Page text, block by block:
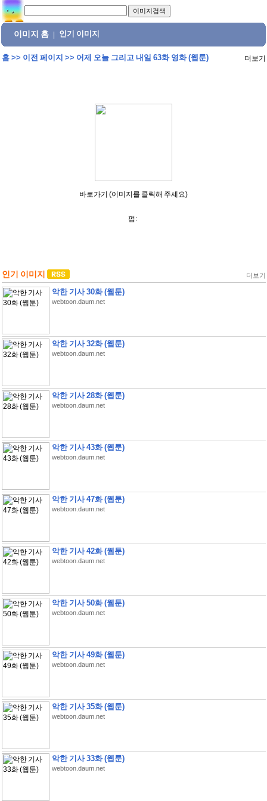
이미지 홈 인기 이미지
홈>> 이전 페이지 >> 어제 오늘 그리고 내일 63화 영화 (웹툰) 더보기
바로가기 (이미지를 클릭해 주세요)
펌:
인기 이미지 더보기
악한 기사 30화 (웹툰)
webtoon.daum.net
악한 기사 32화 (웹툰)
webtoon.daum.net
악한 기사 28화 (웹툰)
webtoon.daum.net
악한 기사 43화 (웹툰)
webtoon.daum.net
악한 기사 47화 (웹툰)
webtoon.daum.net
악한 기사 42화 (웹툰)
webtoon.daum.net
악한 기사 50화 (웹툰)
webtoon.daum.net
악한 기사 49화 (웹툰)
webtoon.daum.net
악한 기사 35화 (웹툰)
webtoon.daum.net
악한 기사 33화 (웹툰)
webtoon.daum.net